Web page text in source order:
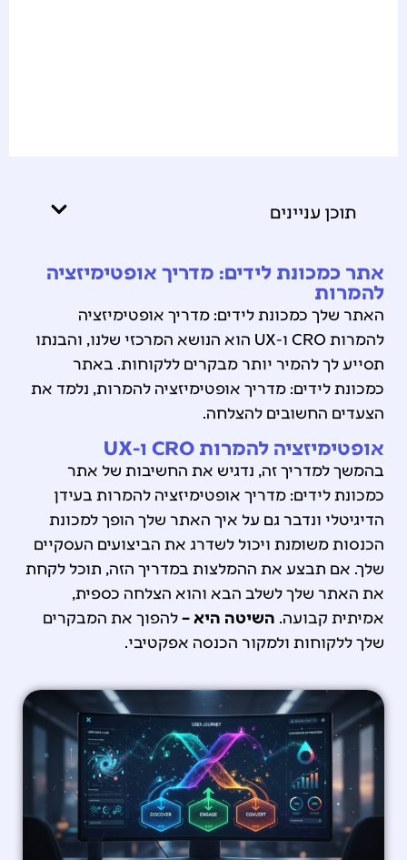
תוכן עניינים
אתר כמכונת לידים: מדריך אופטימיזציה
להמרות
האתר שלך כמכונת לידים: מדריך אופטימיזציה
להמרות CRO ו-UX הוא הנושא המרכזי שלנו, והבנתו
תסייע לך להמיר יותר מבקרים ללקוחות. באתר
כמכונת לידים: מדריך אופטימיזציה להמרות, נלמד את
הצעדים החשובים להצלחה.
אופטימיזציה להמרות CRO ו-UX
בהמשך למדריך זה, נדגיש את החשיבות של אתר
כמכונת לידים: מדריך אופטימיזציה להמרות בעידן
הדיגיטלי ונדבר גם על איך האתר שלך הופך למכונת
הכנסות משומנת ויכול לשדרג את הביצועים העסקיים
שלך. אם תבצע את ההמלצות במדריך הזה, תוכל לקחת
את האתר שלך לשלב הבא והוא הצלחה כספית,
אמיתית קבועה. השיטה היא –להפוך את המבקרים
שלך ללקוחות ולמקור הכנסה אפקטיבי.